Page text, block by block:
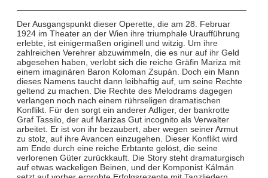
Der Ausgangspunkt dieser Operette, die am 28. Februar
1924 im Theater an der Wien ihre triumphale Uraufführung
erlebte, ist einigermaßen originell und witzig. Um ihre
zahlreichen Verehrer abzuwimmeln, die es nur auf ihr Geld
abgesehen haben, verlobt sich die reiche Gräfin Mariza mit
einem imaginären Baron Koloman Zsupán. Doch ein Mann
dieses Namens taucht dann leibhaftig auf, um seine Rechte
geltend zu machen. Die Rechte des Melodrams dagegen
verlangen noch nach einem rührseligen dramatischen
Konflikt. Für den sorgt ein anderer Adliger, der bankrotte
Graf Tassilo, der auf Marizas Gut incognito als Verwalter
arbeitet. Er ist von ihr bezaubert, aber wegen seiner Armut
zu stolz, auf ihre Avancen einzugehen. Dieser Konflikt wird
am Ende durch eine reiche Erbtante gelöst, die seine
verlorenen Güter zurückkauft. Die Story steht dramaturgisch
auf etwas wackeligen Beinen, und der Komponist Kálmán